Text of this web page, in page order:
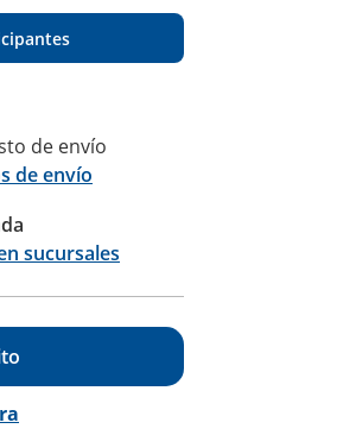
de envío
de envío
sucursales